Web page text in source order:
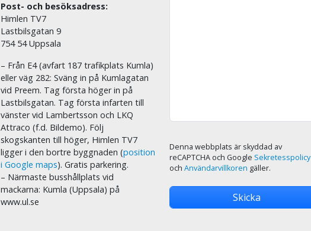
Post- och besöksadress:
Himlen TV7
Lastbilsgatan 9
754 54 Uppsala
– Från E4 (avfart 187 trafikplats Kumla)
eller väg 282: Sväng in på Kumlagatan
vid Preem. Tag första höger in på
Lastbilsgatan. Tag första infarten till
vänster vid Lambertsson och LKQ
Attraco (f.d. Bildemo). Följ
skogskanten till höger, Himlen TV7
ligger i den bortre byggnaden (position
i Google maps). Gratis parkering.
– Närmaste busshållplats vid
mackarna: Kumla (Uppsala) på
www.ul.se
Denna webbplats är skyddad av
reCAPTCHA och Google Sekretesspolicy
och Användarvillkoren gäller.